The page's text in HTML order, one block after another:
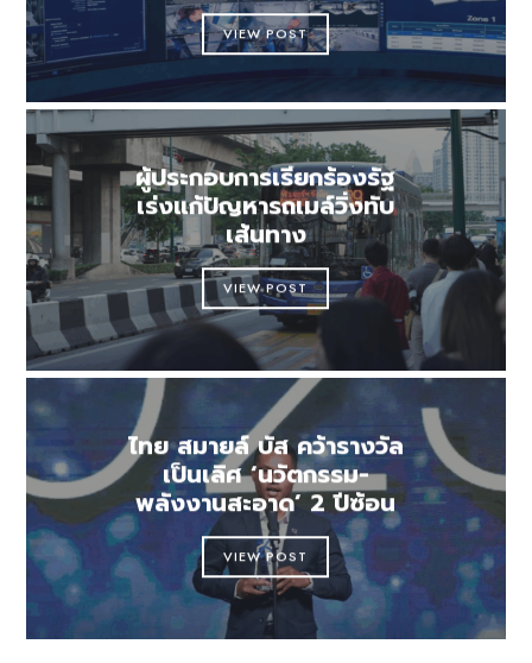
VIEW POST
ผู้ประกอบการเรียกร้องรัฐ
เร่งแก้ปัญหารถเมล์วิ่งทับ
เส้นทาง
VIEW POST
ไทย สมายล์ บัส คว้ารางวัล
เป็นเลิศ ‘นวัตกรรม-
พลังงานสะอาด’ 2 ปีซ้อน
VIEW POST